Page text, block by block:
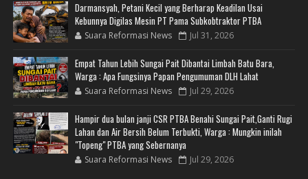
Darmansyah, Petani Kecil yang Berharap Keadilan Usai
Kebunnya Digilas Mesin PT Pama Subkobtraktor PTBA
Suara Reformasi News Jul 31, 2026
Empat Tahun Lebih Sungai Pait Dibantai Limbah Batu Bara,
Warga : Apa Fungsinya Papan Pengumuman DLH Lahat
Suara Reformasi News Jul 29, 2026
Hampir dua bulan janji CSR PTBA Benahi Sungai Pait,Ganti Rugi
Lahan dan Air Bersih Belum Terbukti, Warga : Mungkin inilah
"Topeng" PTBA yang Sebernanya
Suara Reformasi News Jul 29, 2026